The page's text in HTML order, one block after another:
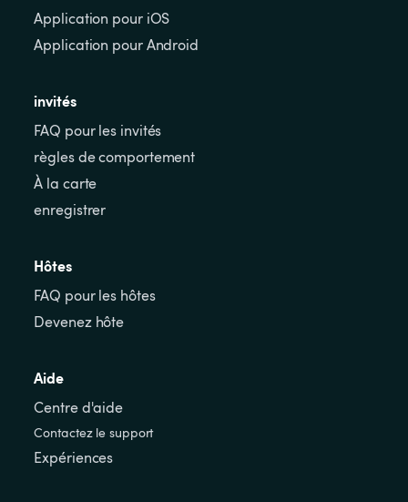
Application pour iOS
Application pour Android
invités
FAQ pour les invités
règles de comportement
À la carte
enregistrer
Hôtes
FAQ pour les hôtes
Devenez hôte
Aide
Centre d'aide
Contactez le support
Expériences